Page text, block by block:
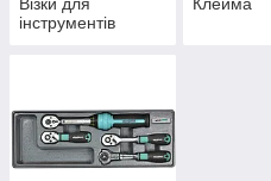
Візки для
інструментів
Клейма